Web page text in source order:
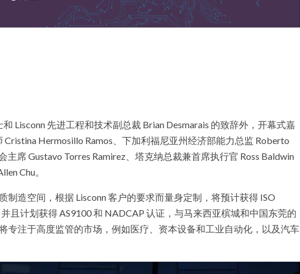
和 Lisconn 先进工程和技术副总裁 Brian Desmarais 的致辞外，开幕式嘉
Hermosillo Ramos、下加利福尼亚州经济部能力总监 Roberto
主席 Gustavo Torres Ramirez、塔克纳总裁兼首席执行官 Ross Baldwin
Chu。
制造空间，根据 Lisconn 客户的要求而量身定制，将预计获得 ISO
且计划获得 AS9100 和 NADCAP 认证，与马来西亚槟城和中国东莞的
专注于高度监管的市场，例如医疗、资本设备和工业自动化，以及汽车